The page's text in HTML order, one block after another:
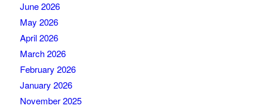
June 2026
May 2026
April 2026
March 2026
February 2026
January 2026
November 2025